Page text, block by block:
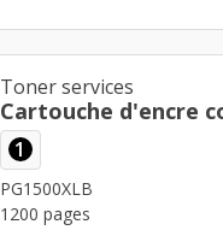
Toner services
Cartouche d'encre
1
PG1500XLB
1200 pages